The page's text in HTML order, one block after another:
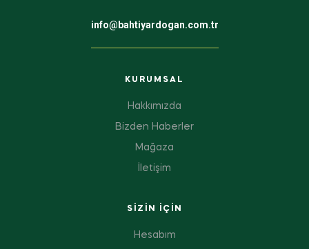
info@bahtiyardogan.com.tr
KURUMSAL
Hakkımızda
Bizden Haberler
Mağaza
İletişim
SIZIN IÇIN
Hesabım